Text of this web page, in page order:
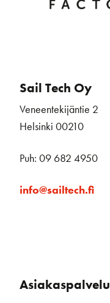
Sail Tech Oy
Veneentekijäntie 2
Helsinki 00210
Puh: 09 682 4950
info@sailtech.fi
Asiakaspalvelu